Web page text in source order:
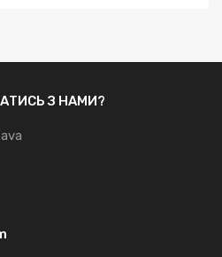
З НАМИ?